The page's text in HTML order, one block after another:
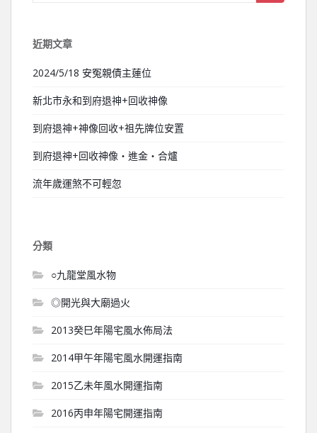
近期文章
2024/5/18 安冤親債主蓮位
新北市永和到府退神+回收神像
到府退神+神像回收+祖先牌位安置
到府退神+回收神像‧進金‧合爐
流年歲運煞不可輕忽
分類
○九龍堂風水物
◎開光與大廟過火
2013癸巳年陽宅風水佈局法
2014甲午年陽宅風水開運指南
2015乙未年風水開運指南
2016丙申年陽宅開運指南